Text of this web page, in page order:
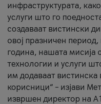
инфраструктурата,
услуги што го
создаваат вистински
овој празничен
година, нашата мисија
технологии и услуги
им додаваат
корисници“ – изјави
извршен директор на